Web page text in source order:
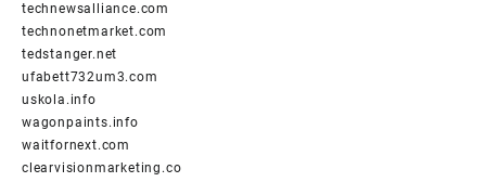
technewsalliance.com
technonetmarket.com
tedstanger.net
ufabett732um3.com
uskola.info
wagonpaints.info
waitfornext.com
clearvisionmarketing.co